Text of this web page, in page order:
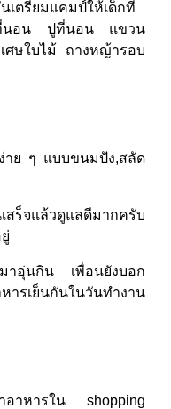
เตรียมแคมป์ให้เด็กที่
ที่นอน ปูที่นอน แขวน
ศษใบไม้ ถางหญ้ารอบ
าย ๆ แบบขนมปัง,สลัด
ร็จแล้วดูแลดีมากครับ
มาอุ่นกิน เพื่อนยังบอก
ารเย็นกันในวันทำงาน
ำอาหารใน shopping